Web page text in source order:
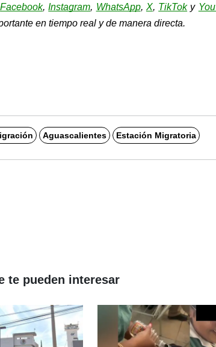
Facebook, Instagram, WhatsApp, X, TikTok y
en tiempo real y de manera directa.
Aguascalientes Estación Migratoria
te pueden interesar